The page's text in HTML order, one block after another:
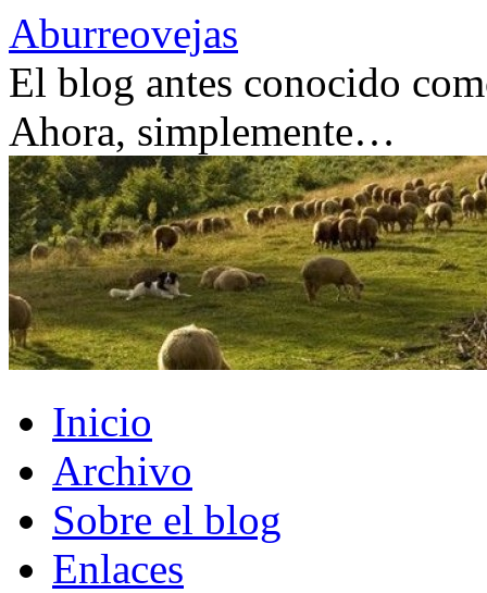
Saltar
al
contenido
Aburreovejas
El blog antes conocido
Ahora, simplemente…
Inicio
Archivo
Sobre el blog
Enlaces